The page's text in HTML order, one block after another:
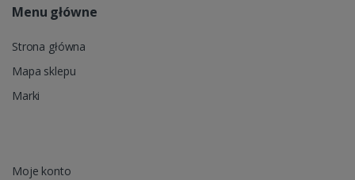
Menu główne
Strona główna
Mapa sklepu
Marki
Moje konto